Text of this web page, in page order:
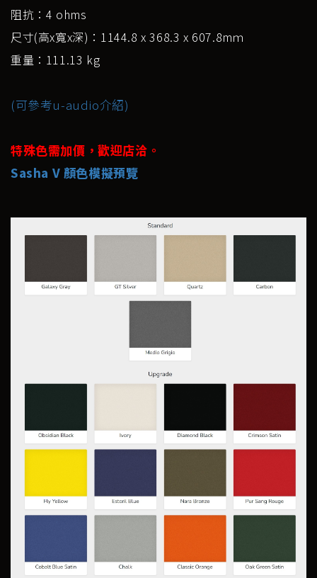
阻抗：4 ohms
尺寸(高x寬x深)：1144.8 x 368.3 x 607.8mｍ
重量：111.13 kg
(可參考u-audio介紹)
特殊色需加價，歡迎店洽。
Sasha V 顏色模擬預覽